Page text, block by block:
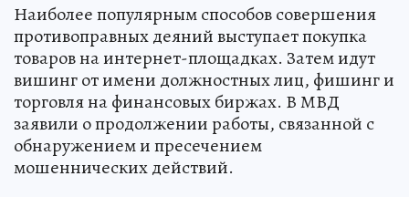
Наиболее популярным способов совершения
противоправных деяний выступает покупка
товаров на интернет-площадках. Затем идут
вишинг от имени должностных лиц, фишинг и
торговля на финансовых биржах. В МВД
заявили о продолжении работы, связанной с
обнаружением и пресечением
мошеннических действий.